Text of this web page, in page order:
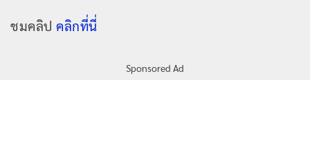
ชมคลิป คลิกที่นี่
Sponsored Ad